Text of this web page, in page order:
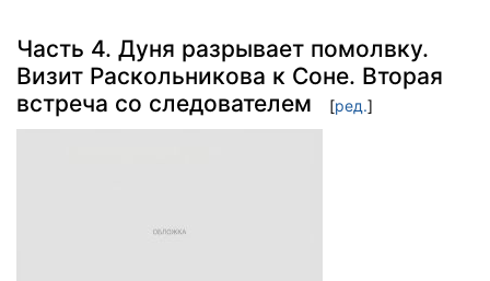
Часть 4. Дуня разрывает помолвку.
Визит Раскольникова к Соне. Вторая
встреча со следователем
[ред.]